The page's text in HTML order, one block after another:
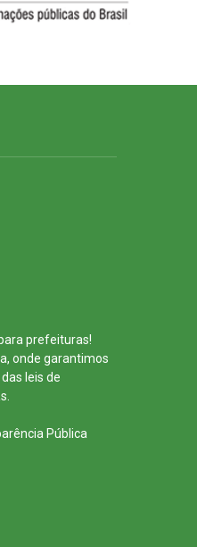
prefeituras!
onde garantimos
leis de
Pública